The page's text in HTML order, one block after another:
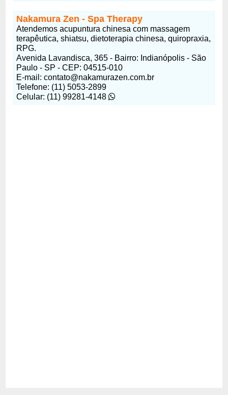
Nakamura Zen - Spa Therapy
Atendemos acupuntura chinesa com massagem
terapêutica, shiatsu, dietoterapia chinesa, quiropraxia,
RPG.
Avenida Lavandisca, 365 - Bairro: Indianópolis - São
Paulo - SP - CEP: 04515-010
E-mail: contato@nakamurazen.com.br
Telefone: (11) 5053-2899
Celular: (11) 99281-4148